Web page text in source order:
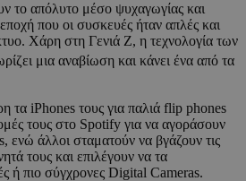
το απόλυτο μέσο ψυχαγωγίας και
που οι συσκευές ήταν απλές και
Χάρη στη Γενιά Z, η τεχνολογία των
μια αναβίωση και κάνει ένα από τα
τα iPhones τους για παλιά flip phones
τους στο Spotify για να αγοράσουν
ενώ άλλοι σταματούν να βγάζουν τις
τους και επιλέγουν να τα
ή πιο σύγχρονες Digital Cameras.